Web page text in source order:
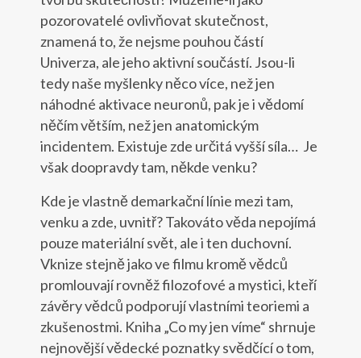
pozorovatelé ovlivňovat skutečnost,
znamená to, že nejsme pouhou částí
Univerza, ale jeho aktivní součástí. Jsou-li
tedy naše myšlenky něco více, než jen
náhodné aktivace neuronů, pak je i vědomí
něčím větším, než jen anatomickým
incidentem. Existuje zde určitá vyšší síla… Je
však doopravdy tam, někde venku?
Kde je vlastně demarkační línie mezi tam,
venku a zde, uvnitř? Takováto věda nepojímá
pouze materiální svět, ale i ten duchovní.
Vknize stejně jako ve filmu kromě vědců
promlouvají rovněž filozofové a mystici, kteří
závěry vědců podporují vlastními teoriemi a
zkušenostmi. Kniha „Co my jen víme“ shrnuje
nejnovější vědecké poznatky svědčící o tom,